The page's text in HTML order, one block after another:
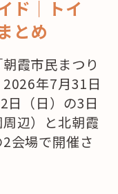
ド｜トイ
とめ
霞市民まつり
年7月31日
日（日）の3日
辺）と北朝霞
会場で開催さ